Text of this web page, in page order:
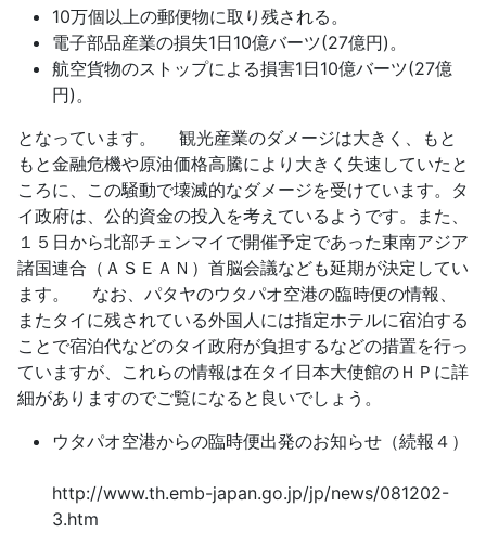
10万個以上の郵便物に取り残される。
電子部品産業の損失1日10億バーツ(27億円)。
航空貨物のストップによる損害1日10億バーツ(27億
円)。
となっています。 観光産業のダメージは大きく、もと
もと金融危機や原油価格高騰により大きく失速していたと
ころに、この騒動で壊滅的なダメージを受けています。タ
イ政府は、公的資金の投入を考えているようです。また、
１５日から北部チェンマイで開催予定であった東南アジア
諸国連合（ＡＳＥＡＮ）首脳会議なども延期が決定してい
ます。 なお、パタヤのウタパオ空港の臨時便の情報、
またタイに残されている外国人には指定ホテルに宿泊する
ことで宿泊代などのタイ政府が負担するなどの措置を行っ
ていますが、これらの情報は在タイ日本大使館のＨＰに詳
細がありますのでご覧になると良いでしょう。
ウタパオ空港からの臨時便出発のお知らせ（続報４）
http://www.th.emb-japan.go.jp/jp/news/081202-
3.htm